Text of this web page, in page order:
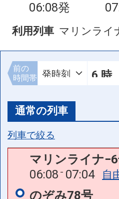
06:08発
利用列車 マリンライ
前の
時間帯
通常の列車
列車で絞る
マリンライナ
06:08 07:04 自
のぞみ78号